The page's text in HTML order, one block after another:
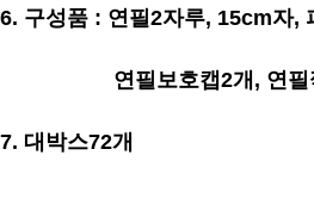
6. 구성품 : 연필2자루, 15cm자,
연필보호캡2개, 연필깎
7. 대박스72개